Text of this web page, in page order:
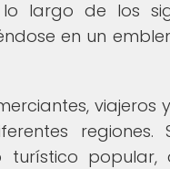
largo de los
en un
viajeros
regiones.
turístico popular,